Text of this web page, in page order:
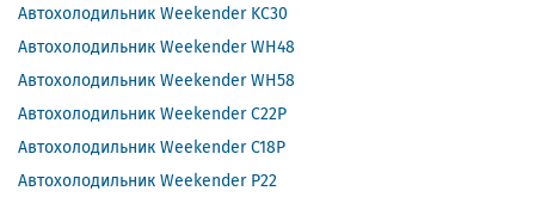
Автохолодильник Weekender KC30
Автохолодильник Weekender WH48
Автохолодильник Weekender WH58
Автохолодильник Weekender C22P
Автохолодильник Weekender C18P
Автохолодильник Weekender P22